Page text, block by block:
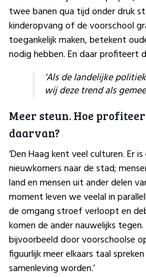
twee banen qua tijd onder druk
kinderopvang of de voorschool
toegankelijk maken, betekent
nodig hebben. En daar profiteert
‘Als de landelijke
wij deze trend als
Meer steun. Hoe
daarvan?
‘Den Haag kent veel culturen. Er
nieuwkomers naar de stad;
land en mensen uit ander delen
moment leven we veelal in
de omgang stroef verloopt en
komen de ander nauwelijks
bijvoorbeeld door voorschoolse
figuurlijk meer elkaars taal
samenleving worden.’